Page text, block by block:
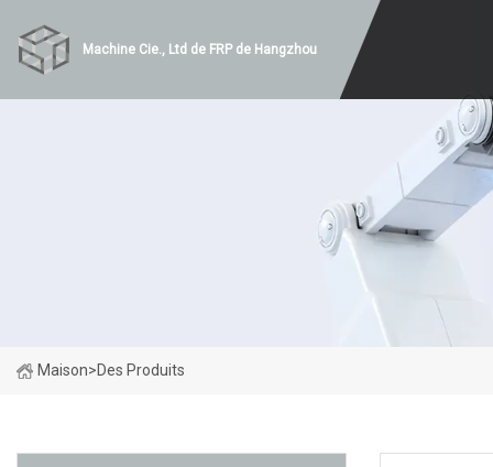
Machine Cie., Ltd de FRP de Hangzhou
Maison>Des Produits